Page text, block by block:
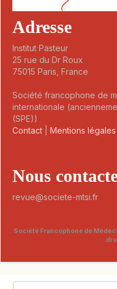
Adresse
Institut Pasteur
25 rue du Dr Roux
75015 Paris, France
Société francophone de
internationale
(SPE))
Contact
Mentions légales
Nous
revue@societe-mtsi.fr
Société Francophone de